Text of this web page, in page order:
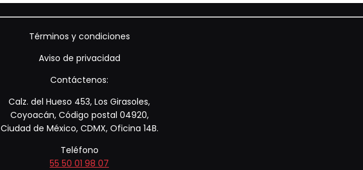
Términos y condiciones
Aviso de privacidad
Contáctenos:
Calz. del Hueso 453, Los Girasoles,
Coyoacán, Código postal 04920,
Ciudad de México, CDMX, Oficina 14B.
Teléfono
55 50 01 98 07